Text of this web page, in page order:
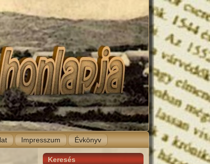
Impresszum Évkönyv
Keresés